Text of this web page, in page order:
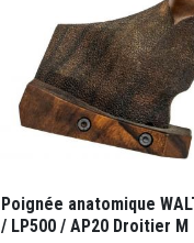
Poignée anatomique
/ LP500 / AP20 Droitier M